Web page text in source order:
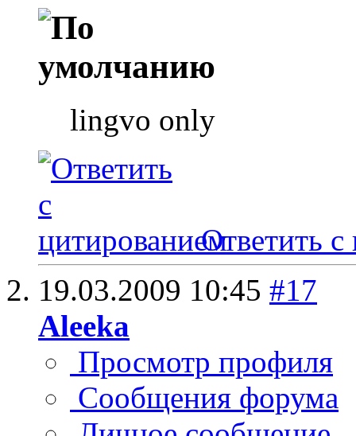
lingvo only
Ответить с
19.03.2009 10:45 #17
Aleeka
Просмотр профиля
Сообщения форума